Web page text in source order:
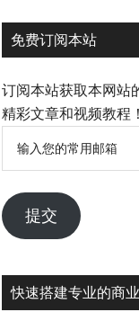
免费订阅本站
订阅本站获取本网站
精彩文章和视频教程！
的
常
邮
箱
提交
快速搭建专业的商